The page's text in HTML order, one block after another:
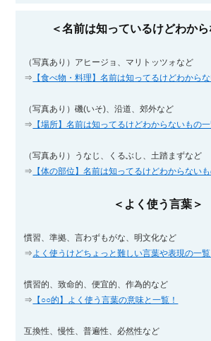
＜名前は知っているけどわか
（写真あり）アヒージョ、マリトッツォなど
⇒
【食べ物・料理】名前は知ってるけどわから
（写真あり）磯(いそ)、沿道、郊外など
⇒
【場所】名前は知ってるけどわからないもの一
（写真あり）うなじ、くるぶし、土踏まずなど
⇒
【体の部位】名前は知ってるけどわからないも
＜よく使う言葉＞
慣習、準拠、言わずもがな、明文化など
⇒よく使うけどちょっと難しい言葉や表現の一覧
慣習的、致命的、便宜的、作為的など
⇒
【○○的】よく使う言葉の意味と一覧！
互換性、慢性、普遍性、必然性など